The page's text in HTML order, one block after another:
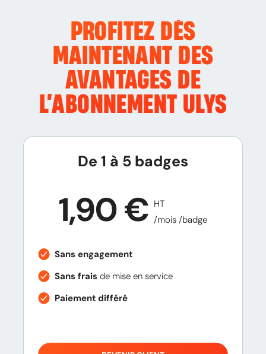
PROFITEZ DÈS
MAINTENANT DES
AVANTAGES DE
L’ABONNEMENT ULYS
De 1 à 5 badges
1,90 € HT
/mois /badge
Sans engagement
Sans fraisde mise en service
Paiement différé